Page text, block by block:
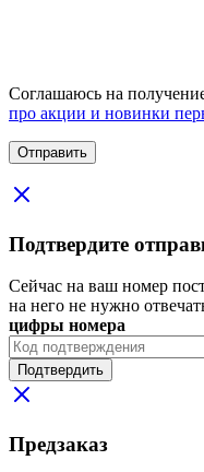
Соглашаюсь на
про акции и новинки
Подтвердите
Сейчас на ваш номер
на него не нужно
цифры номера
Подтвердить
Предзаказ